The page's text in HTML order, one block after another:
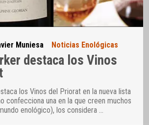
Muniesa Noticias Enológicas
destaca los Vinos
los Vinos del Priorat en la nueva lista
confecciona una en la que creen muchos
enológico), los considera